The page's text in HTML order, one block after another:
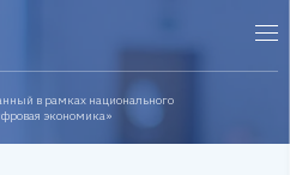
в рамках национального
экономика»